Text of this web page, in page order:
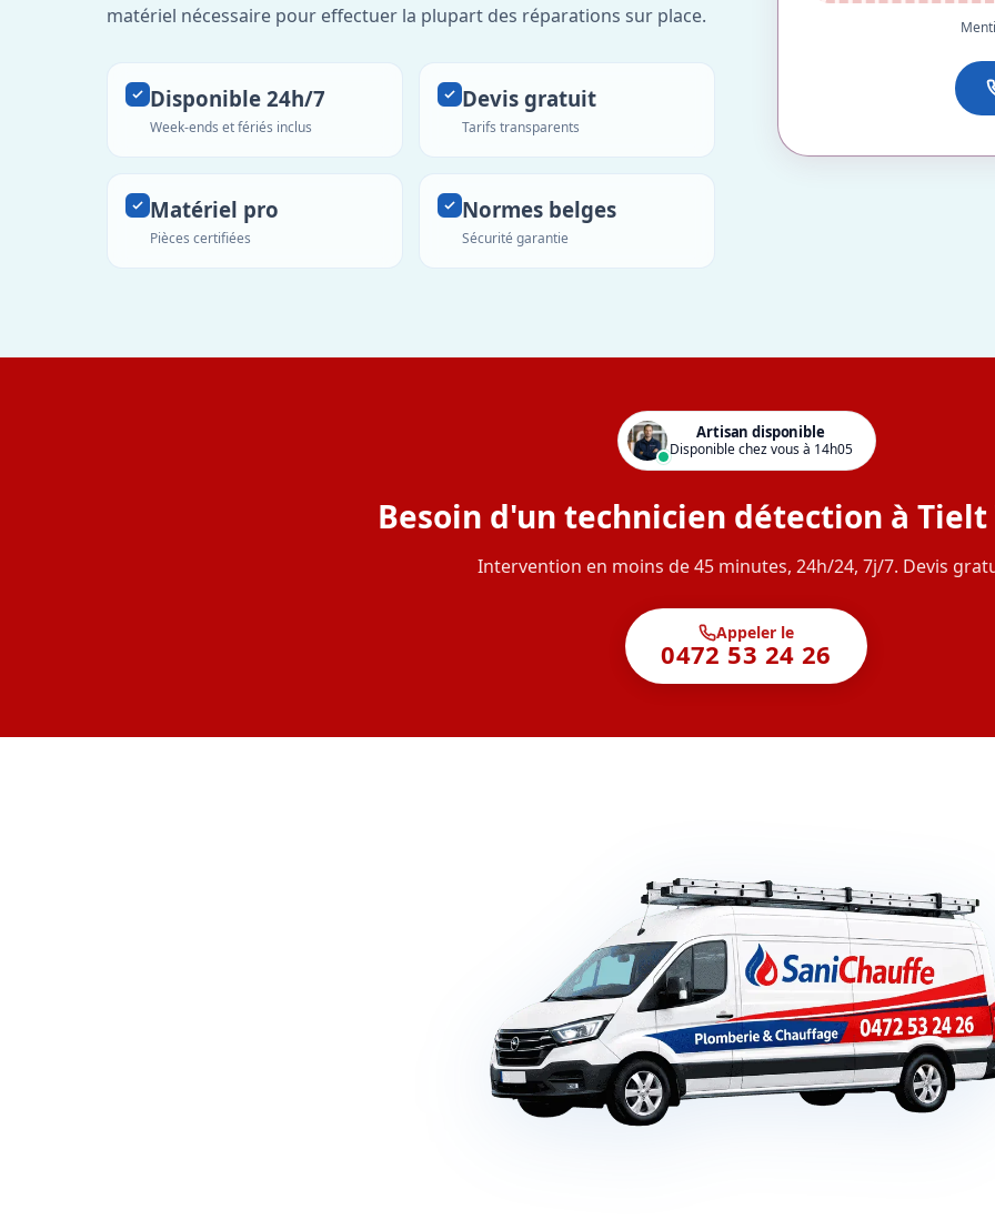
matériel nécessaire pour effectuer la plupart des réparations sur place.
Disponible 24h/7
Week-ends et fériés inclus
Devis gratuit
Tarifs transparents
Matériel pro
Pièces certifiées
Normes belges
Sécurité garantie
Artisan disponible
Disponible chez vous à 14h05
Besoin d'un technicien détection à Tielt
Intervention en moins de 45 minutes, 24h/24, 7j/7. Devis
Appeler le
0472 53 24 26